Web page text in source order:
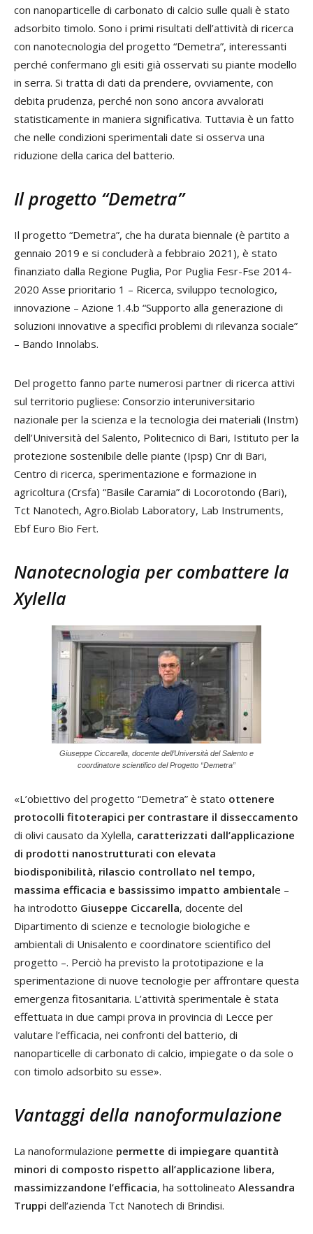
con nanoparticelle di carbonato di calcio sulle quali è stato
adsorbito timolo. Sono i primi risultati dell’attività di ricerca
con nanotecnologia del progetto “Demetra”, interessanti
perché confermano gli esiti già osservati su piante modello
in serra. Si tratta di dati da prendere, ovviamente, con
debita prudenza, perché non sono ancora avvalorati
statisticamente in maniera significativa. Tuttavia è un fatto
che nelle condizioni sperimentali date si osserva una
riduzione della carica del batterio.
Il progetto “Demetra”
Il progetto “Demetra”, che ha durata biennale (è partito a
gennaio 2019 e si concluderà a febbraio 2021), è stato
finanziato dalla Regione Puglia, Por Puglia Fesr-Fse 2014-
2020 Asse prioritario 1 – Ricerca, sviluppo tecnologico,
innovazione – Azione 1.4.b “Supporto alla generazione di
soluzioni innovative a specifici problemi di rilevanza sociale”
– Bando Innolabs.
Del progetto fanno parte numerosi partner di ricerca attivi
sul territorio pugliese: Consorzio interuniversitario
nazionale per la scienza e la tecnologia dei materiali (Instm)
dell’Università del Salento, Politecnico di Bari, Istituto per la
protezione sostenibile delle piante (Ipsp) Cnr di Bari,
Centro di ricerca, sperimentazione e formazione in
agricoltura (Crsfa) “Basile Caramia” di Locorotondo (Bari),
Tct Nanotech, Agro.Biolab Laboratory, Lab Instruments,
Ebf Euro Bio Fert.
Nanotecnologia per combattere la
Xylella
Giuseppe Ciccarella, docente dell’Università del Salento e
coordinatore scientifico del Progetto “Demetra”
«L’obiettivo del progetto “Demetra” è stato ottenere
protocolli fitoterapici per contrastare il disseccamento
di olivi causato da Xylella, caratterizzati dall’applicazione
di prodotti nanostrutturati con elevata
biodisponibilità, rilascio controllato nel tempo,
massima efficacia e bassissimo impatto ambientale –
ha introdotto Giuseppe Ciccarella, docente del
Dipartimento di scienze e tecnologie biologiche e
ambientali di Unisalento e coordinatore scientifico del
progetto –. Perciò ha previsto la prototipazione e la
sperimentazione di nuove tecnologie per affrontare questa
emergenza fitosanitaria. L’attività sperimentale è stata
effettuata in due campi prova in provincia di Lecce per
valutare l’efficacia, nei confronti del batterio, di
nanoparticelle di carbonato di calcio, impiegate o da sole o
con timolo adsorbito su esse».
Vantaggi della nanoformulazione
La nanoformulazione permette di impiegare quantità
minori di composto rispetto all’applicazione libera,
massimizzandone l’efficacia, ha sottolineato Alessandra
Truppi dell’azienda Tct Nanotech di Brindisi.